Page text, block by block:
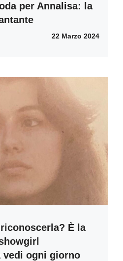
per Annalisa: la
22 Marzo 2024
È la
vedi ogni giorno